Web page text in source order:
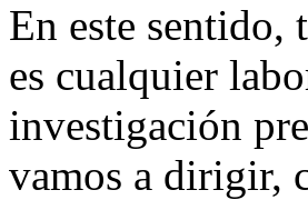
En este sentido,
es cualquier
investigación
vamos a dirigir,